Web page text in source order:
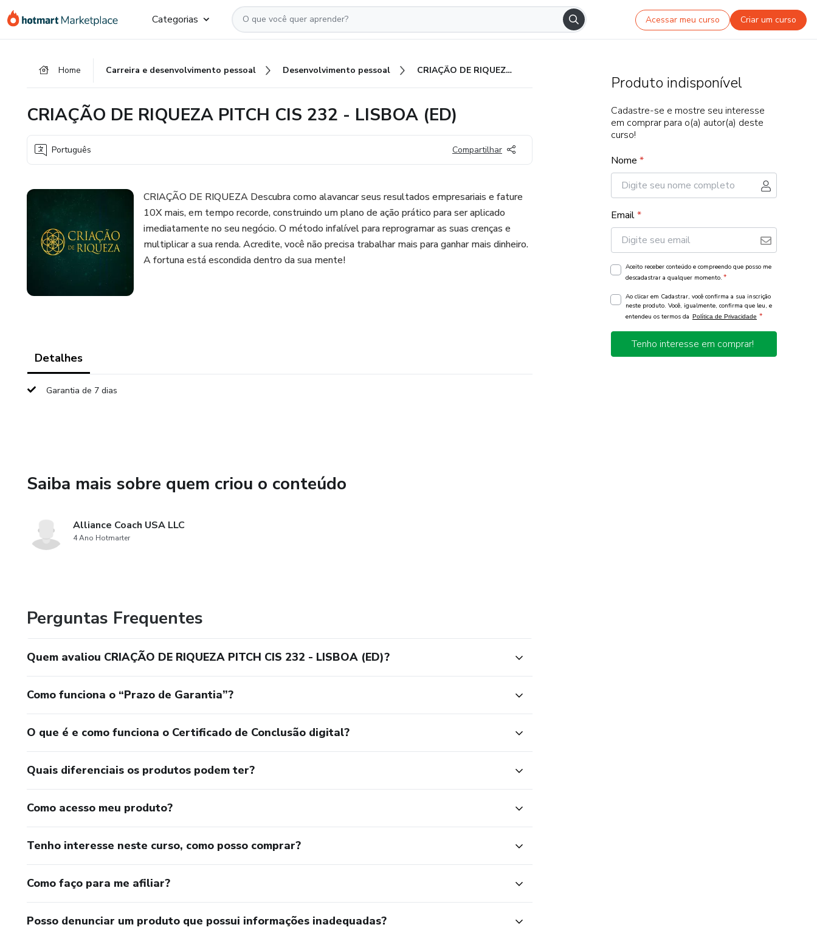
para
para
para
Categorias Acessar meu curso Criar um curso
Home Carreira e desenvolvimento pessoal Desenvolvimento pessoal CRIAÇÃO DE RIQUEZA PITCH CIS 232 - LISBOA (ED)
CRIAÇÃO DE RIQUEZA PITCH CIS 232 - LISBOA (ED)
Português Compartilhar
CRIAÇÃO DE RIQUEZA Descubra como alavancar seus resultados empresariais e fature
10X mais, em tempo recorde, construindo um plano de ação prático para ser aplicado
imediatamente no seu negócio. O método infalível para reprogramar as suas crenças e
multiplicar a sua renda. Acredite, você não precisa trabalhar mais para ganhar mais dinheiro.
A fortuna está escondida dentro da sua mente!
Detalhes
Garantia de 7 dias
Saiba mais sobre quem criou o conteúdo
Alliance Coach USA LLC
4 Ano Hotmarter
Perguntas Frequentes
Quem avaliou CRIAÇÃO DE RIQUEZA PITCH CIS 232 - LISBOA (ED)?
Como funciona o “Prazo de Garantia”?
O que é e como funciona o Certificado de Conclusão digital?
Quais diferenciais os produtos podem ter?
Como acesso meu produto?
Tenho interesse neste curso, como posso comprar?
Como faço para me afiliar?
Posso denunciar um produto que possui informações inadequadas?
Produto indisponível
Cadastre-se e mostre seu interesse
em comprar para o(a) autor(a) deste
curso!
Nome *
Email*
Aceito receber conteúdo e compreendo que posso me
descadastrar a qualquer momento. *
Ao clicar em Cadastrar, você confirma a sua inscrição
neste produto. Você, igualmente, confirma que leu, e
entendeu os termos da Política de Privacidade *
Tenho interesse em comprar!